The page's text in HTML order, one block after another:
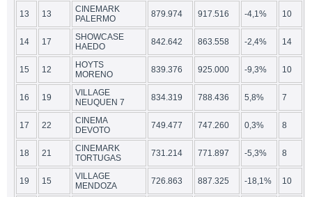
13 13
CINEMARK
PALERMO
879.974 917.516 -4,1% 10
14 17
SHOWCASE
HAEDO
842.642 863.558 -2,4% 14
15 12
HOYTS
MORENO
839.376 925.000 -9,3% 10
16 19
VILLAGE
NEUQUEN 7
834.319 788.436 5,8% 7
17 22
CINEMA
DEVOTO
749.477 747.260 0,3% 8
18 21
CINEMARK
TORTUGAS
731.214 771.897 -5,3% 8
19 15
VILLAGE
MENDOZA
726.863 887.325 -18,1% 10